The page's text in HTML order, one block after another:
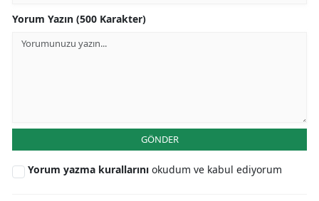
Yorum Yazın (500 Karakter)
GÖNDER
Yorum yazma kurallarını okudum ve kabul ediyorum